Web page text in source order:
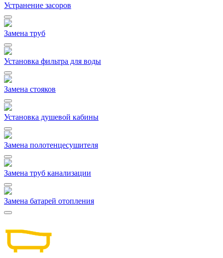
Устранение засоров
Замена труб
Установка фильтра для воды
Замена стояков
Установка душевой кабины
Замена полотенцесушителя
Замена труб канализации
Замена батарей отопления